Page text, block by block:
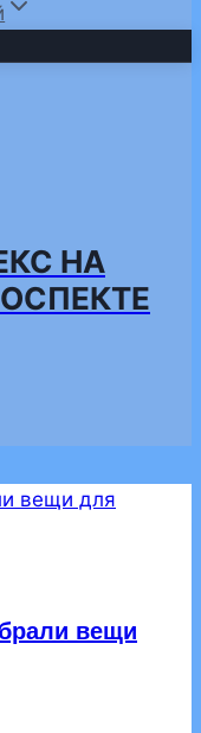
НА
вещи